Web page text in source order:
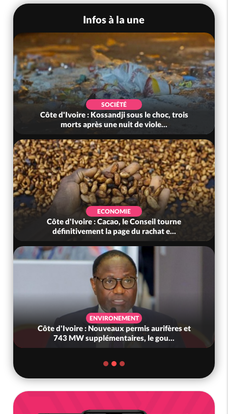
Infos à la une
SOCIÉTÉ
Côte d'Ivoire : Kossandji sous le choc, trois
morts après une nuit de viole...
ECONOMIE
Côte d'Ivoire : Cacao, le Conseil tourne
définitivement la page du rachat e...
ENVIRONEMENT
Côte d'Ivoire : Nouveaux permis aurifères et
743 MW supplémentaires, le gou...